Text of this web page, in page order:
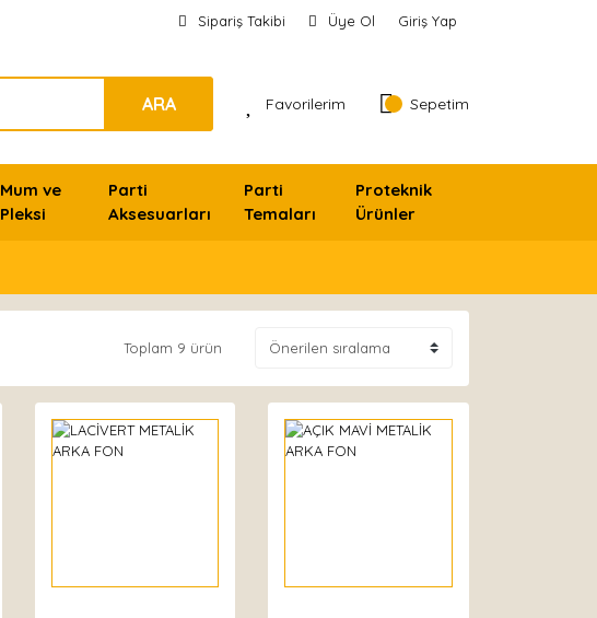
Sipariş Takibi Üye Ol Giriş Yap
ARA Favorilerim Sepetim
Mum ve
Pleksi
Parti
Aksesuarları
Parti
Temaları
Proteknik
Ürünler
Toplam 9 ürün